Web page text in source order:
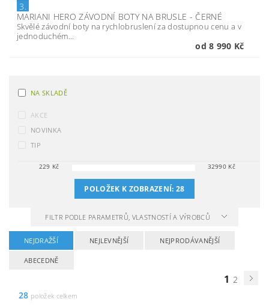
3.
MARIANI HERO ZÁVODNÍ BOTY NA BRUSLE - ČERNÉ
Skvělé závodní boty na rychlobruslení za dostupnou cenu a v
jednoduchém...
od 8 990 Kč
NA SKLADĚ
AKCE
NOVINKA
TIP
229 Kč 32990 Kč
POLOŽEK K ZOBRAZENÍ:28
FILTR PODLE PARAMETRŮ, VLASTNOSTÍ A VÝROBCŮ
NEJDRAŽŠÍ NEJLEVNĚJŠÍ NEJPRODÁVANĚJŠÍ
ABECEDNĚ
1 2
28 položek celkem